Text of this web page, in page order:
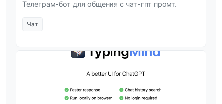
Телеграм-бот для общения с чат-гпт промт.
Чат